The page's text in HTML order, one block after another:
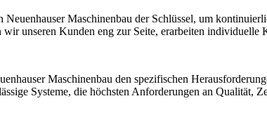
Maschinenbau der Schlüssel, um
unseren Kunden eng zur Seite, erarbeiten individuelle
Maschinenbau den spezifischen
Systeme, die höchsten Anforderungen an Qualität,